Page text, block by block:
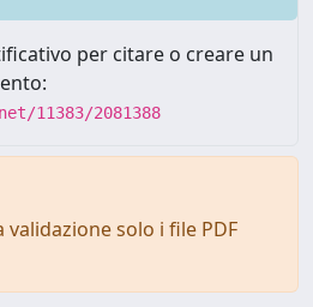
per citare o creare un
11383/2081388
solo i file PDF